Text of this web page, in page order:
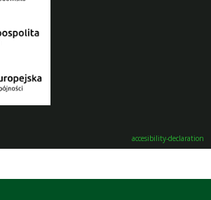
accesibility-declaration